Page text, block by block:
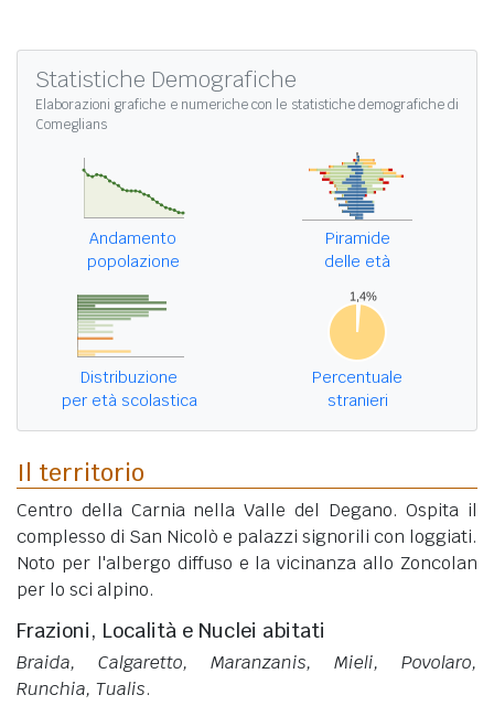
Statistiche Demografiche
Elaborazioni grafiche e numeriche con le statistiche demografiche di
Comeglians
Andamento
popolazione
Piramide
delle età
Distribuzione
per età scolastica
Percentuale
stranieri
Il territorio
Centro della Carnia nella Valle del Degano. Ospita il
complesso di San Nicolò e palazzi signorili con loggiati.
Noto per l'albergo diffuso e la vicinanza allo Zoncolan
per lo sci alpino.
Frazioni, Località e Nuclei abitati
Braida, Calgaretto, Maranzanis, Mieli, Povolaro,
Runchia, Tualis.